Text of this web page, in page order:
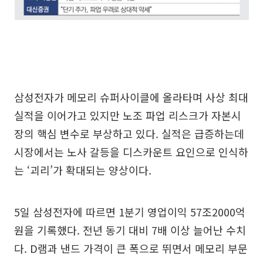
삼성전자가 메모리 슈퍼사이클에 올라타며 사상 최대
실적을 이어가고 있지만 노조 파업 리스크가 자본시
장의 핵심 변수로 부상하고 있다. 실적은 급증하는데
시장에서는 노사 갈등을 디스카운트 요인으로 인식하
는 ‘괴리’가 확대되는 양상이다.
5일 삼성전자에 따르면 1분기 영업이익 57조2000억
원을 기록했다. 전년 동기 대비 7배 이상 늘어난 수치
다. D램과 낸드 가격이 큰 폭으로 뛰면서 메모리 부문